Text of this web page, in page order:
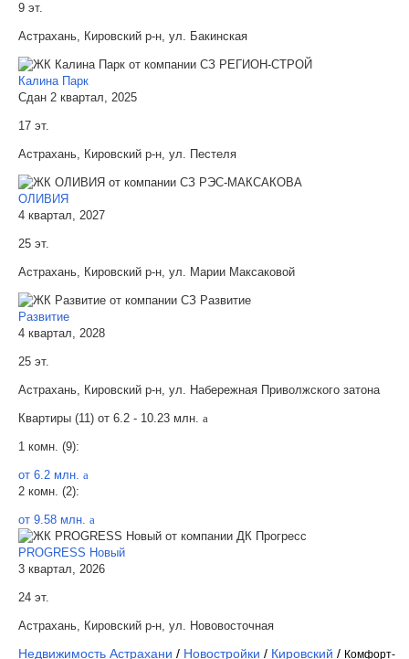
9 эт.
Астрахань, Кировский р-н, ул. Бакинская
Калина Парк
Сдан 2 квартал, 2025
17 эт.
Астрахань, Кировский р-н, ул. Пестеля
ОЛИВИЯ
4 квартал, 2027
25 эт.
Астрахань, Кировский р-н, ул. Марии Максаковой
Развитие
4 квартал, 2028
25 эт.
Астрахань, Кировский р-н, ул. Набережная Приволжского затона
Квартиры (11) от 6.2 - 10.23 млн. a
1 комн. (9):
от 6.2 млн. a
2 комн. (2):
от 9.58 млн. a
PROGRESS Новый
3 квартал, 2026
24 эт.
Астрахань, Кировский р-н, ул. Нововосточная
Недвижимость Астрахани / Новостройки / Кировский / Комфорт-